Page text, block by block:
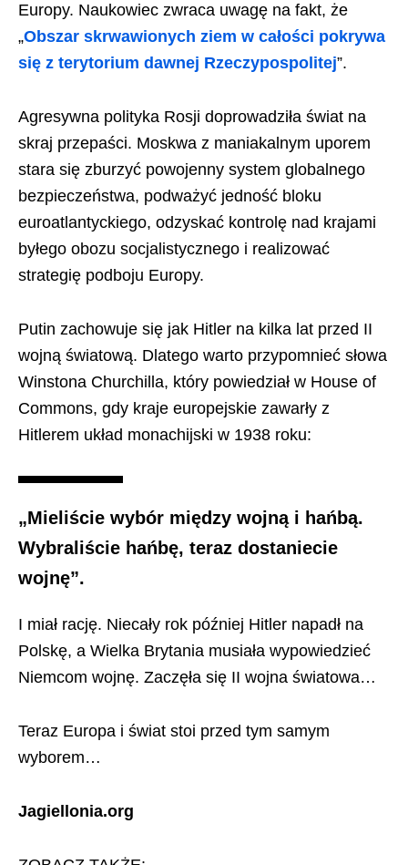
Europy. Naukowiec zwraca uwagę na fakt, że
„Obszar skrwawionych ziem w całości pokrywa
się z terytorium dawnej Rzeczypospolitej”.
Agresywna polityka Rosji doprowadziła świat na
skraj przepaści. Moskwa z maniakalnym uporem
stara się zburzyć powojenny system globalnego
bezpieczeństwa, podważyć jedność bloku
euroatlantyckiego, odzyskać kontrolę nad krajami
byłego obozu socjalistycznego i realizować
strategię podboju Europy.
Putin zachowuje się jak Hitler na kilka lat przed II
wojną światową. Dlatego warto przypomnieć słowa
Winstona Churchilla, który powiedział w House of
Commons, gdy kraje europejskie zawarły z
Hitlerem układ monachijski w 1938 roku:
„Mieliście wybór między wojną i hańbą.
Wybraliście hańbę, teraz dostaniecie
wojnę”.
I miał rację. Niecały rok później Hitler napadł na
Polskę, a Wielka Brytania musiała wypowiedzieć
Niemcom wojnę. Zaczęła się II wojna światowa…
Teraz Europa i świat stoi przed tym samym
wyborem…
Jagiellonia.org